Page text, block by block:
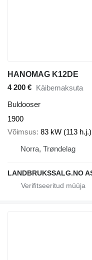
HANOMAG K12DE
4 200 € Käibemaksuta
Buldooser
1900
Võimsus 83 kW (113 h.j.)
Norra, Trøndelag
LANDBRUKSSALG.NO